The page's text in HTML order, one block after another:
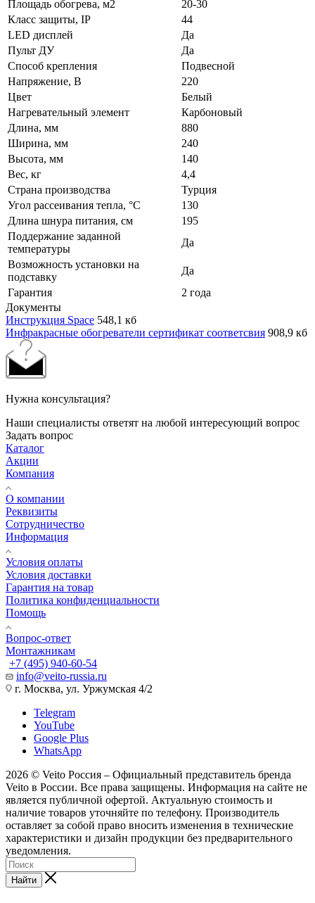
Площадь обогрева, м2
20-30
Класс защиты, IP
44
LED дисплей
Да
Пульт ДУ
Да
Способ крепления
Подвесной
Напряжение, В
220
Цвет
Белый
Нагревательный элемент
Карбоновый
Длина, мм
880
Ширина, мм
240
Высота, мм
140
Вес, кг
4,4
Страна производства
Турция
Угол рассеивания тепла, °C
130
Длина шнура питания, см
195
Поддержание заданной
температуры
Да
Возможность установки на
подставку
Да
Гарантия
2 года
Документы
Инструкция Space 548,1 кб
Инфракрасные обогреватели сертификат соответсвия 908,9 кб
Нужна консультация?
Наши специалисты ответят на любой интересующий вопрос
Задать вопрос
Каталог
Акции
Компания
О компании
Реквизиты
Сотрудничество
Информация
Условия оплаты
Условия доставки
Гарантия на товар
Политика конфиденциальности
Помощь
Вопрос-ответ
Монтажникам
+7 (495) 940-60-54
info@veito-russia.ru
г. Москва, ул. Уржумская 4/2
Telegram
YouTube
Google Plus
WhatsApp
2026 © Veito Россия – Официальный представитель бренда
Veito в России. Все права защищены. Информация на сайте не
является публичной офертой. Актуальную стоимость и
наличие товаров уточняйте по телефону. Производитель
оставляет за собой право вносить изменения в технические
характеристики и дизайн продукции без предварительного
уведомления.
Найти